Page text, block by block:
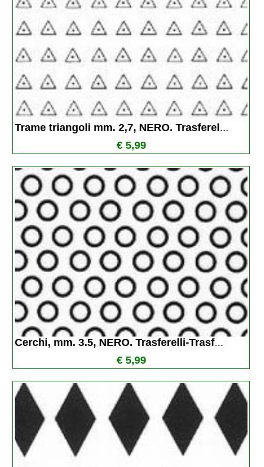
Trame triangoli mm. 2,7, NERO. Trasferel ...
€ 5,99
Cerchi, mm. 3.5, NERO. Trasferelli-Trasf...
€ 5,99